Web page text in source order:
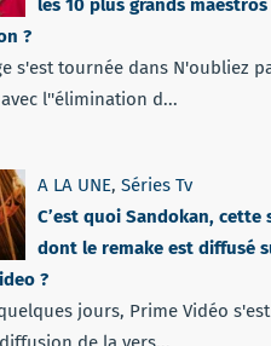
les 10 plus grands
?
s'est tournée dans N'oubliez
l''élimination d...
A LA UNE, Séries Tv
C’est quoi Sandokan, cette
dont le remake est diffusé
?
jours, Prime Vidéo